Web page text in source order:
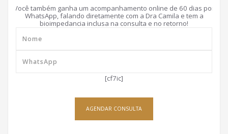
Você também ganha um acompanhamento online de 60 dias por
WhatsApp, falando diretamente com a Dra Camila e tem a
bioimpedancia inclusa na consulta e no retorno!
[cf7ic]
AGENDAR CONSULTA